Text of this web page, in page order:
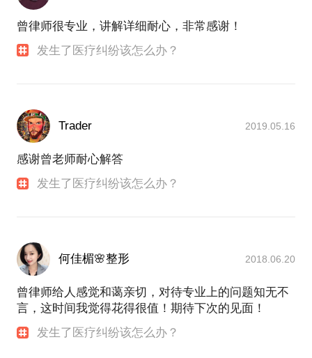
曾律师很专业，讲解详细耐心，非常感谢！
发生了医疗纠纷该怎么办？
Trader 2019.05.16
感谢曾老师耐心解答
发生了医疗纠纷该怎么办？
何佳楣🌸整形 2018.06.20
曾律师给人感觉和蔼亲切，对待专业上的问题知无不
言，这时间我觉得花得很值！期待下次的见面！
发生了医疗纠纷该怎么办？